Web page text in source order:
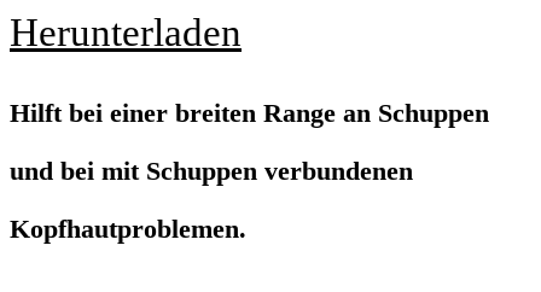
Herunterladen
Hilft bei einer breiten Range an Schuppen
und bei mit Schuppen verbundenen
Kopfhautproblemen.